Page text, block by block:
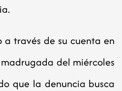
a través de su cuenta en
del miércoles
que la denuncia busca